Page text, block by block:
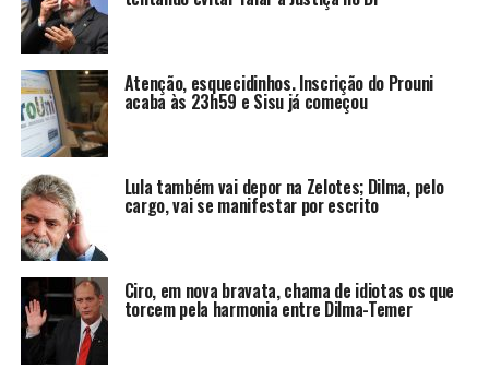
Atenção, esquecidinhos. Inscrição do Prouni
acaba às 23h59 e Sisu já começou
Lula também vai depor na Zelotes; Dilma, pelo
cargo, vai se manifestar por escrito
Ciro, em nova bravata, chama de idiotas os que
torcem pela harmonia entre Dilma-Temer